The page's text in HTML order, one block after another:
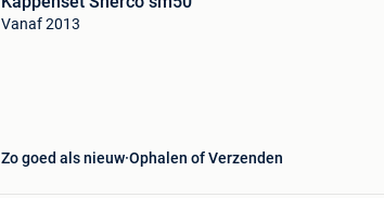
Vanaf 2013
Zo goed als nieuw Ophalen of Verzenden